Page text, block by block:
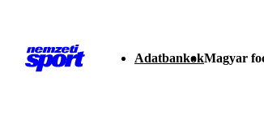
AdatbankokMagyar